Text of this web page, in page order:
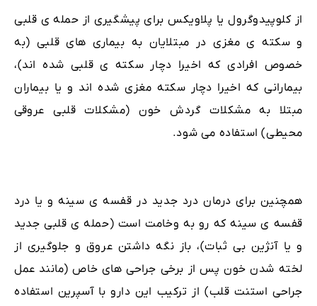
از کلوپیدوگرول یا پلاویکس برای پیشگیری از حمله ی قلبی
و سکته ی مغزی در مبتلایان به بیماری های قلبی (به
خصوص افرادی که اخیرا دچار سکته ی قلبی شده اند)،
بیمارانی که اخیرا دچار سکته مغزی شده اند و یا بیماران
مبتلا به مشکلات گردش خون (مشکلات قلبی عروقی
محیطی) استفاده می شود.
همچنین برای درمان درد جدید در قفسه ی سینه و یا درد
قفسه ی سینه که رو به وخامت است (حمله ی قلبی جدید
و یا آنژین بی ثبات)، باز نگه داشتن عروق و جلوگیری از
لخته شدن خون پس از برخی جراحی های خاص (مانند عمل
جراحی استنت قلب) از ترکیب این دارو با آسپرین استفاده